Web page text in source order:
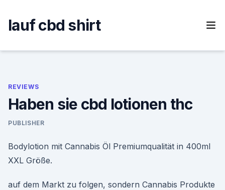
content
lauf cbd shirt
REVIEWS
Haben sie cbd lotionen thc
PUBLISHER
Bodylotion mit Cannabis Öl Premiumqualität in 400ml
XXL Größe.
auf dem Markt zu folgen, sondern Cannabis Produkte